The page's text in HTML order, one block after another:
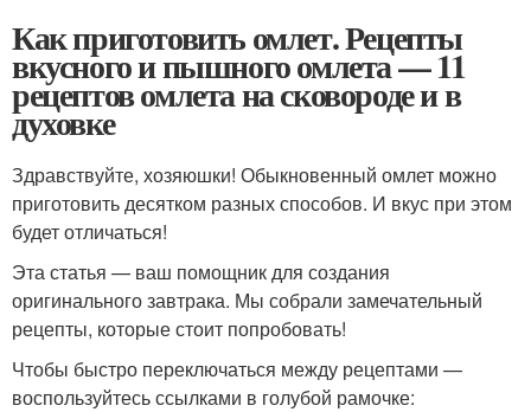
Как приготовить омлет. Рецепты
вкусного и пышного омлета — 11
рецептов омлета на сковороде и в
духовке
Здравствуйте, хозяюшки! Обыкновенный омлет можно
приготовить десятком разных способов. И вкус при этом
будет отличаться!
Эта статья — ваш помощник для создания
оригинального завтрака. Мы собрали замечательный
рецепты, которые стоит попробовать!
Чтобы быстро переключаться между рецептами —
воспользуйтесь ссылками в голубой рамочке: